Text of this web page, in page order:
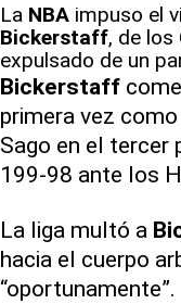
La NBAimpuso el
Bickerstaff, de los
expulsado de un
Bickerstaff
primera vez
Sago en el tercer
199-98 ante los
La liga multó a
hacia el cuerpo
“oportunamente”.